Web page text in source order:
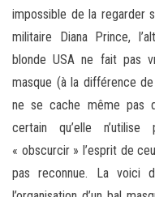
impossible de la regarder
militaire Diana Prince,
blonde USA ne fait pas
masque (à la différence
ne se cache même pas
certain qu’elle
« obscurcir » l’esprit de
pas reconnue. La voici